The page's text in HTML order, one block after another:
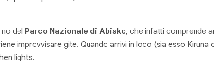
del Parco Nazionale di Abisko, che infatti comprende
improvvisare gite. Quando arrivi in loco (sia esso Kiruna
lights.